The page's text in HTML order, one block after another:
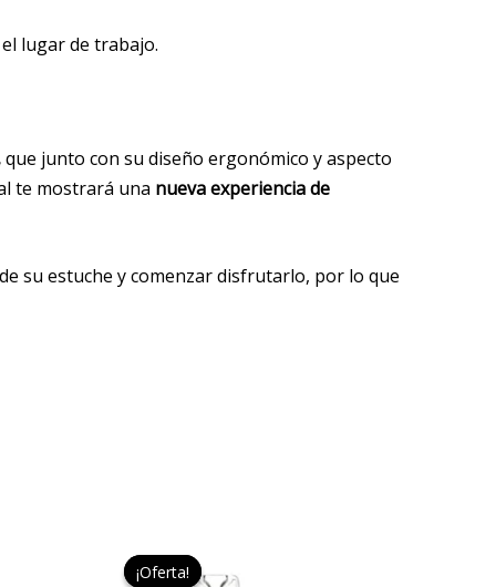
lugar de trabajo.
que junto con su diseño ergonómico y aspecto
te mostrará una nueva experiencia de
su estuche y comenzar disfrutarlo, por lo que
¡Oferta!
¡Oferta!